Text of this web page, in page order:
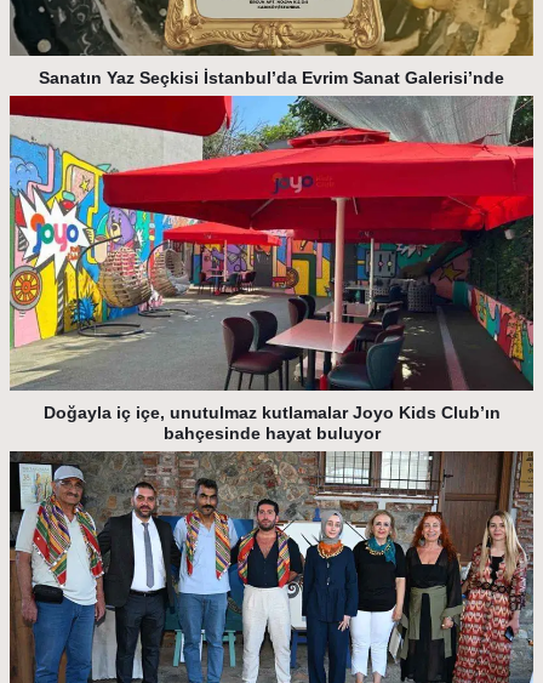
Sanatın Yaz Seçkisi İstanbul’da Evrim Sanat Galerisi’nde
Doğayla iç içe, unutulmaz kutlamalar Joyo Kids Club’ın
bahçesinde hayat buluyor